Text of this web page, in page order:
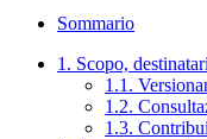
Sommario
1. Scopo,
1.1.
1.2.
1.3.